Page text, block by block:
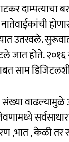
दाम्पत्याचा
उतरवले.
जात होते.
साम
संख्या
,भात , केळी